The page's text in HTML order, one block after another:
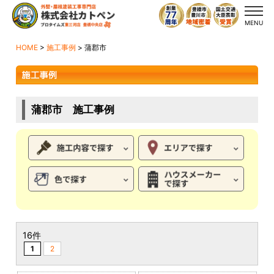
MENU
HOME >施工事例 >蒲郡市
蒲郡市 施工事例
16件
1 2